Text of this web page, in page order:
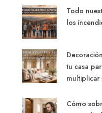
Todo
los
tu casa
multiplicar
Cómo